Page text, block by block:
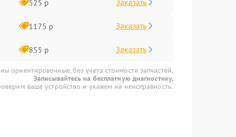
525 р Заказать
1175 р Заказать
855 р Заказать
ориентировочные, без учета стоимости запчастей.
Записывайтесь на бесплатную диагностику.
ваше устройство и укажем на неисправность.